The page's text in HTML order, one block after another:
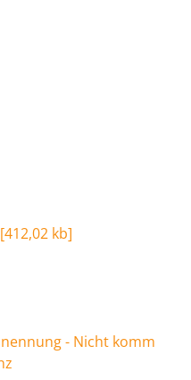
[412,02 kb]
- Nicht komm